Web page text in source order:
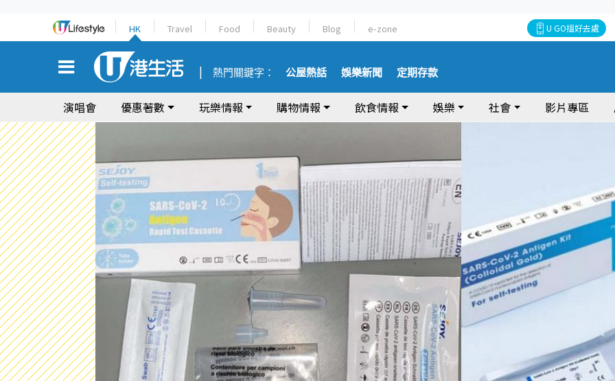
HK Travel Food Beauty Blog e-zone U GO搵好去處
熱門關鍵字： 公屋熱話 娛樂新聞 定期存款
演唱會 優惠著數 玩樂情報 購物情報 飲食情報 娛樂 社會 影片專區